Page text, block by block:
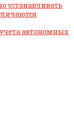
устанавливать
автономных